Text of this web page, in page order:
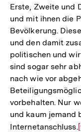
Erste, Zweite und
und mit ihnen die
Bevölkerung.
und den damit
politischen und
sind sogar sehr
nach wie vor
vorbehalten. Nur
und kaum jemand
Internetanschluss.